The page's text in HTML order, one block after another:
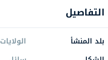
blueberry-
21st-
التفاصيل
بلد المنشأ